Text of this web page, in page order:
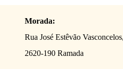
Morada:
Rua José Estêvão
2620-190 Ramada